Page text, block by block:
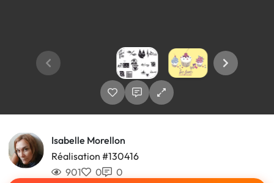
Isabelle Morellon
Réalisation #130416
901
0
0